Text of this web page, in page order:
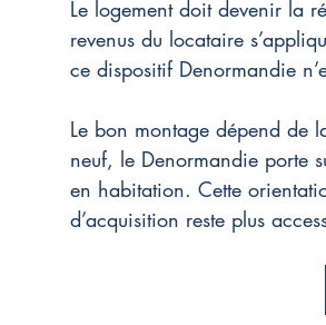
Le logement doit devenir la
revenus du locataire
ce dispositif Denormandie
Le bon montage dépend de
neuf, le Denormandie porte
en habitation. Cette
d’acquisition reste plus